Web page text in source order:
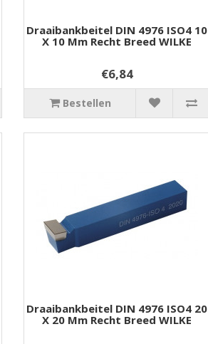
Draaibankbeitel DIN 4976 ISO4 10
X 10 Mm Recht Breed WILKE
€6,84
Bestellen
Draaibankbeitel DIN 4976 ISO4 20
X 20 Mm Recht Breed WILKE